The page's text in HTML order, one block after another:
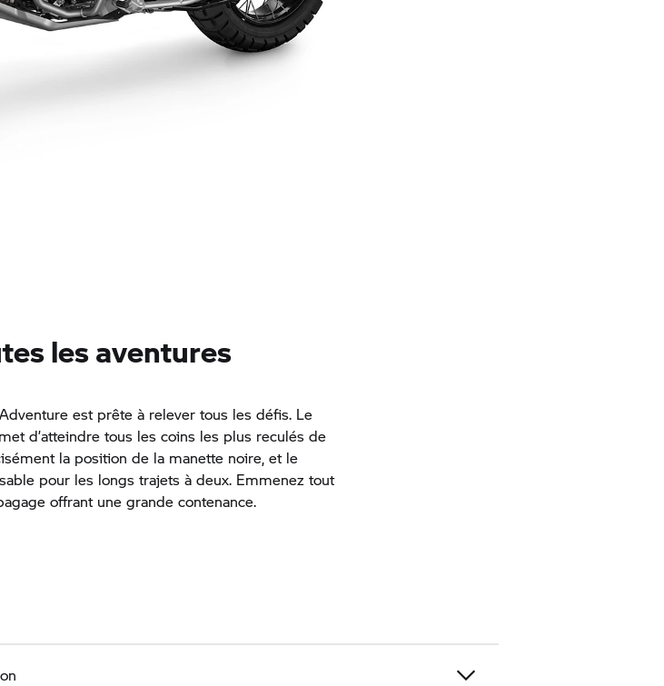
les aventures
est prête à relever tous les défis. Le
d’atteindre tous les coins les plus reculés de
la position de la manette noire, et le
pour les longs trajets à deux. Emmenez tout
offrant une grande contenance.